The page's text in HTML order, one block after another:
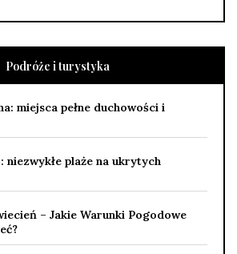
Podróże i turystyka
miejsca pełne duchowości i
niezwykłe plaże na ukrytych
– Jakie Warunki Pogodowe